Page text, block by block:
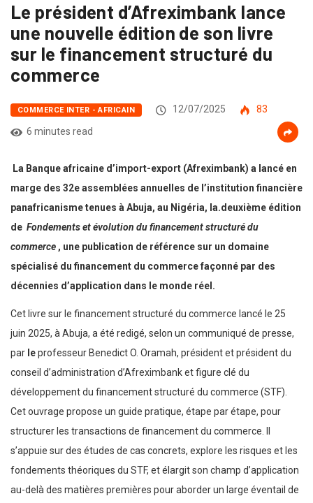
Le président d’Afreximbank lance
une nouvelle édition de son livre
sur le financement structuré du
commerce
COMMERCE INTER - AFRICAIN 12/07/2025
83
6 minutes read
La Banque africaine d’import-export (Afreximbank) a lancé en
marge des 32e assemblées annuelles de l’institution financière
panafricanisme tenues à Abuja, au Nigéria, la.deuxième édition
de Fondements et évolution du financement structuré du
commerce , une publication de référence sur un domaine
spécialisé du financement du commerce façonné par des
décennies d’application dans le monde réel.
Cet livre sur le financement structuré du commerce lancé le 25
juin 2025, à Abuja, a été redigé, selon un communiqué de presse,
par leprofesseur Benedict O. Oramah, président et président du
conseil d’administration d’Afreximbank et figure clé du
développement du financement structuré du commerce (STF).
Cet ouvrage propose un guide pratique, étape par étape, pour
structurer les transactions de financement du commerce. Il
s’appuie sur des études de cas concrets, explore les risques et les
fondements théoriques du STF, et élargit son champ d’application
au-delà des matières premières pour aborder un large éventail de